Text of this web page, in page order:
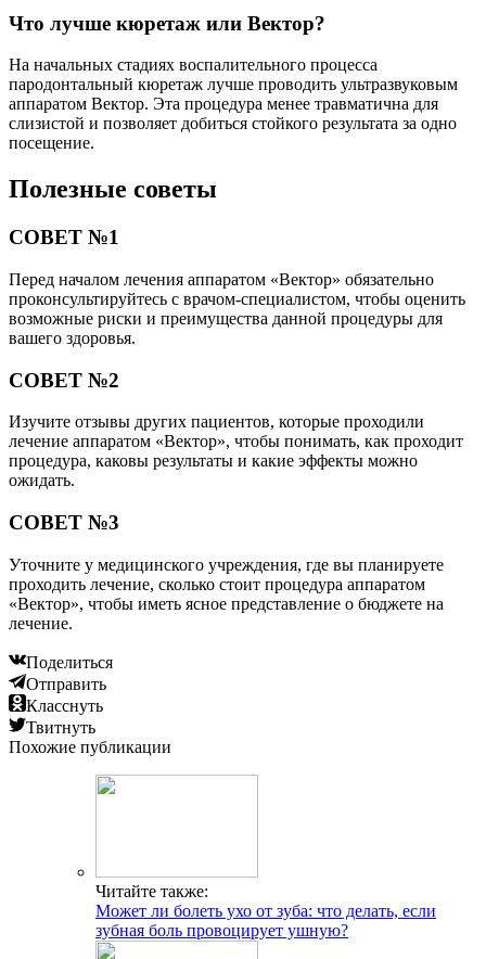
Что лучше кюретаж или Вектор?
На начальных стадиях воспалительного процесса
пародонтальный кюретаж лучше проводить ультразвуковым
аппаратом Вектор. Эта процедура менее травматична для
слизистой и позволяет добиться стойкого результата за одно
посещение.
Полезные советы
СОВЕТ №1
Перед началом лечения аппаратом «Вектор» обязательно
проконсультируйтесь с врачом-специалистом, чтобы оценить
возможные риски и преимущества данной процедуры для
вашего здоровья.
СОВЕТ №2
Изучите отзывы других пациентов, которые проходили
лечение аппаратом «Вектор», чтобы понимать, как проходит
процедура, каковы результаты и какие эффекты можно
ожидать.
СОВЕТ №3
Уточните у медицинского учреждения, где вы планируете
проходить лечение, сколько стоит процедура аппаратом
«Вектор», чтобы иметь ясное представление о бюджете на
лечение.
Поделиться
Отправить
Класснуть
Твитнуть
Похожие публикации
Читайте также:
Может ли болеть ухо от зуба: что делать, если
зубная боль провоцирует ушную?